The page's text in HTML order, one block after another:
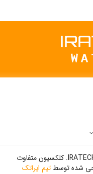
فروشگاه ساعت ایراتک © 2026 IRATECH WATCH. کلکسیون متفاوت
شده توسطتیم ایراتک